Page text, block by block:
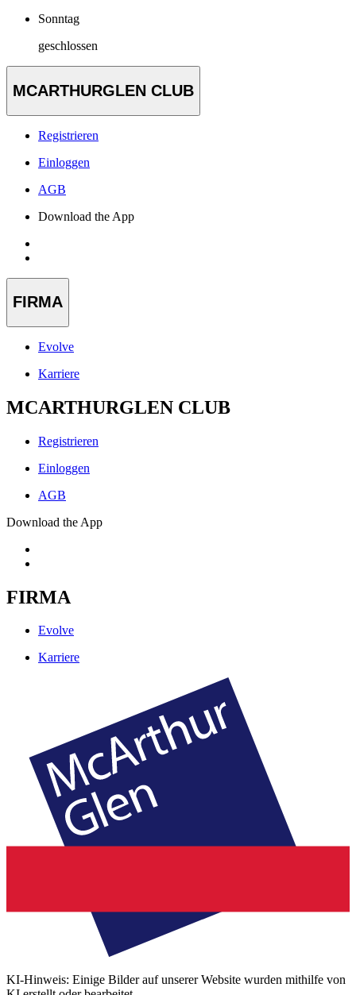
Sonntag
geschlossen
MCARTHURGLEN CLUB
Registrieren
Einloggen
AGB
Download the App
FIRMA
Evolve
Karriere
MCARTHURGLEN CLUB
Registrieren
Einloggen
AGB
Download the App
FIRMA
Evolve
Karriere
KI-Hinweis: Einige Bilder auf unserer Website wurden mithilfe von